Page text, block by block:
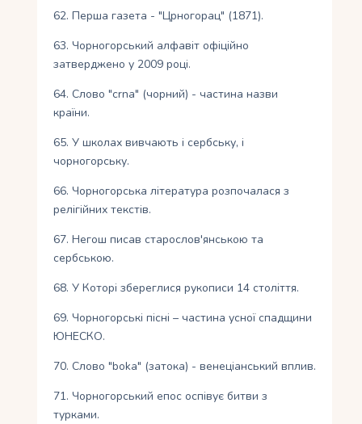
62. Перша газета - "Црногорац" (1871).
63. Чорногорський алфавіт офіційно
затверджено у 2009 році.
64. Слово "crna" (чорний) - частина назви
країни.
65. У школах вивчають і сербську, і
чорногорську.
66. Чорногорська література розпочалася з
релігійних текстів.
67. Негош писав старослов'янською та
сербською.
68. У Которі збереглися рукописи 14 століття.
69. Чорногорські пісні – частина усної спадщини
ЮНЕСКО.
70. Слово "boka" (затока) - венеціанський вплив.
71. Чорногорський епос оспівує битви з
турками.